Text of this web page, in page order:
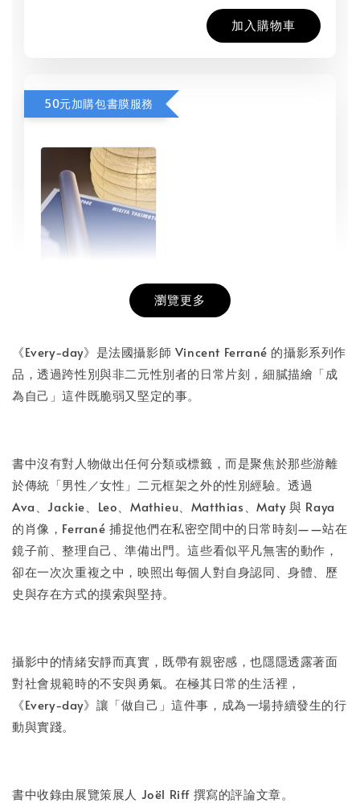
加入購物車
50元加購包書膜服務
NT$ 50
NT$ 100
- +
瀏覽更多
《Every-day》是法國攝影師 Vincent Ferrané 的攝影系列作
品，透過跨性別與非二元性別者的日常片刻，細膩描繪「成
為自己」這件既脆弱又堅定的事。
書中沒有對人物做出任何分類或標籤，而是聚焦於那些游離
於傳統「男性／女性」二元框架之外的性別經驗。透過
Ava、Jackie、Leo、Mathieu、Matthias、Maty 與 Raya
的肖像，Ferrané 捕捉他們在私密空間中的日常時刻——站在
鏡子前、整理自己、準備出門。這些看似平凡無害的動作，
卻在一次次重複之中，映照出每個人對自身認同、身體、歷
史與存在方式的摸索與堅持。
攝影中的情緒安靜而真實，既帶有親密感，也隱隱透露著面
對社會規範時的不安與勇氣。在極其日常的生活裡，
《Every-day》讓「做自己」這件事，成為一場持續發生的行
動與實踐。
書中收錄由展覽策展人 Joël Riff 撰寫的評論文章。